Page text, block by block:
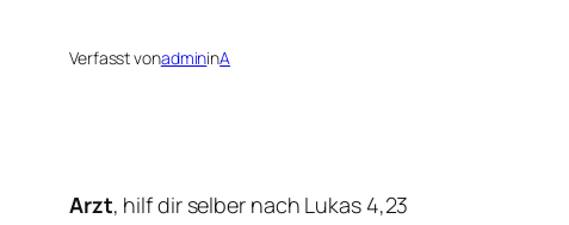
Verfasst vonadmininA
Arzt, hilf dir selber nach Lukas 4,23